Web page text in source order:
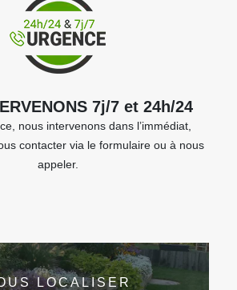
7j/7 et 24h/24
nous intervenons dans l’immédiat,
contacter via le formulaire ou à nous
appeler.
LOCALISER